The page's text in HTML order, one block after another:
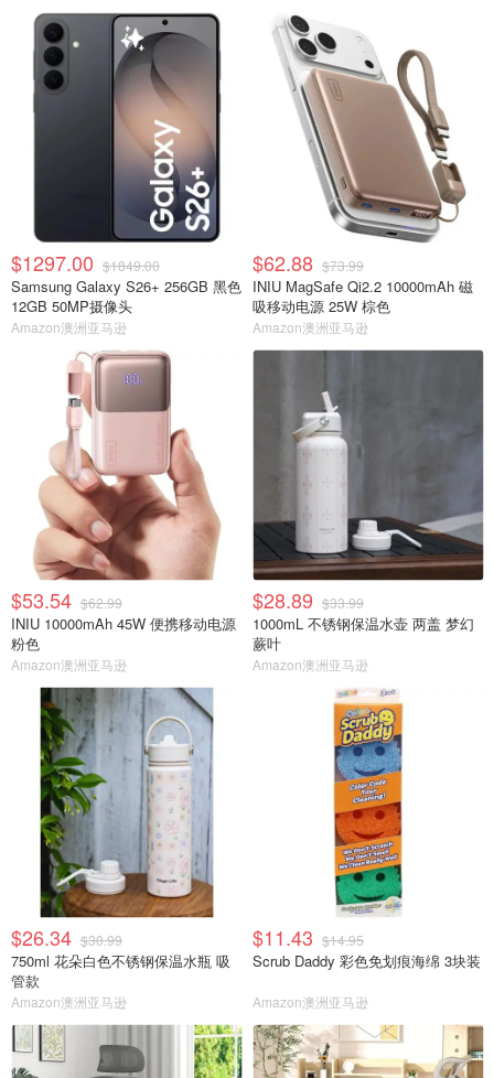
$1297.00 $1849.00
Samsung Galaxy S26+ 256GB 黑色
12GB 50MP摄像头
Amazon澳洲亚马逊
$62.88 $73.99
INIU MagSafe Qi2.2 10000mAh 磁
吸移动电源 25W 棕色
Amazon澳洲亚马逊
$53.54 $62.99
INIU 10000mAh 45W 便携移动电源
粉色
Amazon澳洲亚马逊
$28.89 $33.99
1000mL 不锈钢保温水壶 两盖 梦幻
蕨叶
Amazon澳洲亚马逊
$26.34 $30.99
750ml 花朵白色不锈钢保温水瓶 吸
管款
Amazon澳洲亚马逊
$11.43 $14.95
Scrub Daddy 彩色免划痕海绵 3块装
Amazon澳洲亚马逊